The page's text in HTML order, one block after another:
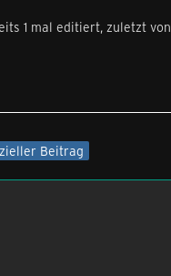
1 mal editiert, zuletzt von
Beitrag